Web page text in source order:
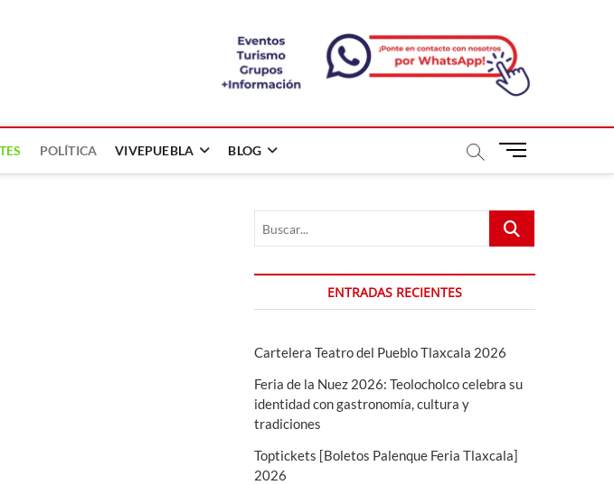
POLÍTICA VIVEPUEBLA BLOG
B
ó
n
d
e
Buscar...
ENTRADAS RECIENTES
Cartelera Teatro del Pueblo Tlaxcala 2026
Feria de la Nuez 2026: Teolocholco celebra su
identidad con gastronomía, cultura y
tradiciones
Toptickets [Boletos Palenque Feria Tlaxcala]
2026